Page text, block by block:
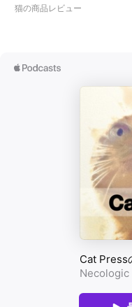
猫の商品レビュー